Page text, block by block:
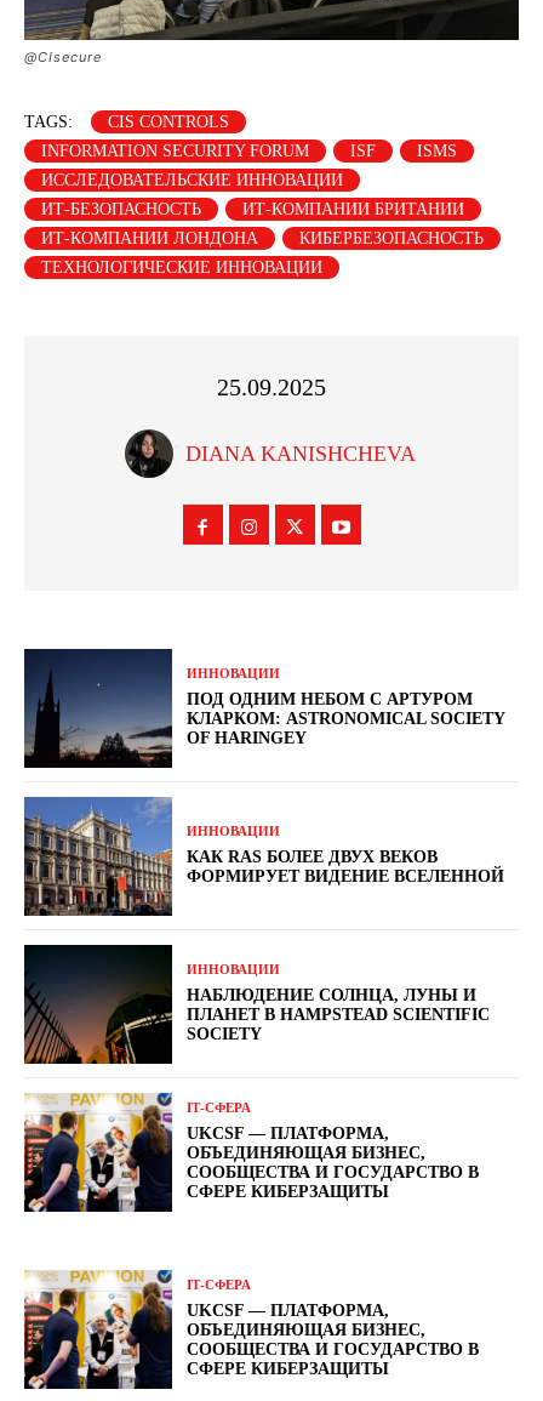
@CIsecure
TAGS:
CIS CONTROLS
INFORMATION SECURITY FORUM
ISF
ISMS
ИССЛЕДОВАТЕЛЬСКИЕ ИННОВАЦИИ
ИТ-БЕЗОПАСНОСТЬ
ИТ-КОМПАНИИ БРИТАНИИ
ИТ-КОМПАНИИ ЛОНДОНА
КИБЕРБЕЗОПАСНОСТЬ
ТЕХНОЛОГИЧЕСКИЕ ИННОВАЦИИ
25.09.2025
DIANA KANISHCHEVA
ИННОВАЦИИ
ПОД ОДНИМ НЕБОМ С АРТУРОМ
КЛАРКОМ: ASTRONOMICAL SOCIETY
OF HARINGEY
ИННОВАЦИИ
КАК RAS БОЛЕЕ ДВУХ ВЕКОВ
ФОРМИРУЕТ ВИДЕНИЕ ВСЕЛЕННОЙ
ИННОВАЦИИ
НАБЛЮДЕНИЕ СОЛНЦА, ЛУНЫ И
ПЛАНЕТ В HAMPSTEAD SCIENTIFIC
SOCIETY
ІТ-СФЕРА
UKCSF — ПЛАТФОРМА,
ОБЪЕДИНЯЮЩАЯ БИЗНЕС,
СООБЩЕСТВА И ГОСУДАРСТВО В
СФЕРЕ КИБЕРЗАЩИТЫ
ІТ-СФЕРА
UKCSF — ПЛАТФОРМА,
ОБЪЕДИНЯЮЩАЯ БИЗНЕС,
СООБЩЕСТВА И ГОСУДАРСТВО В
СФЕРЕ КИБЕРЗАЩИТЫ